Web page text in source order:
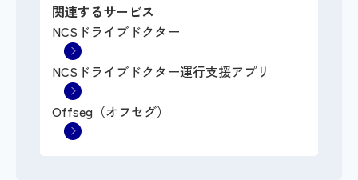
関連するサービス
NCSドライブドクター
NCSドライブドクター運行支援アプリ
Offseg（オフセグ）